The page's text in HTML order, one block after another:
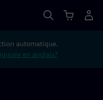
automatique.
en anglais?